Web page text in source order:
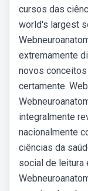
cursos das
world's largest
extremamente
novos
certamente.
integralmente
nacionalmente
ciências da
social de leitura